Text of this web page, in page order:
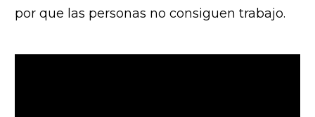
por que las personas no consiguen trabajo.